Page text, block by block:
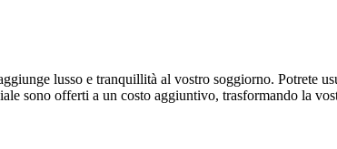
lusso e tranquillità al vostro soggiorno. Potrete
sono offerti a un costo aggiuntivo, trasformando la